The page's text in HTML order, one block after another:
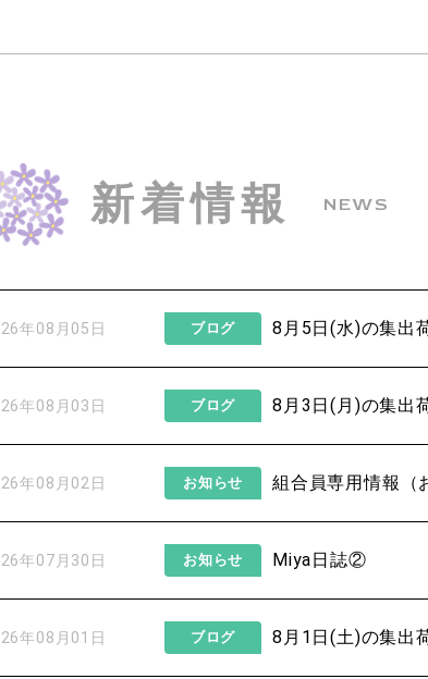
新着情報 NEWS
年08月05日 ブログ 8月5日(水)の集出
年08月03日 ブログ 8月3日(月)の集出
年08月02日 お知らせ 組合員専用情報（
年07月30日 お知らせ Miya日誌②
年08月01日 ブログ 8月1日(土)の集出